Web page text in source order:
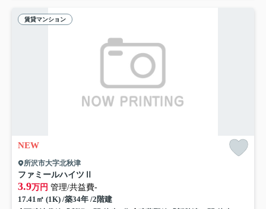
賃貸マンション
NEW
所沢市大字北秋津
ファミールハイツⅡ
3.9万円 管理/共益費-
17.41㎡ (1K) /築34年 /2階建